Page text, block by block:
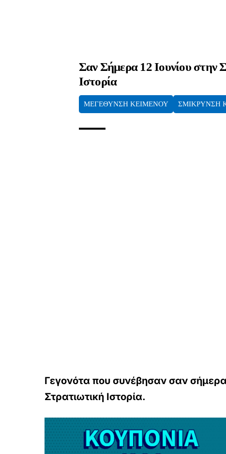
Σαν Σήμερα 12 Ιουνίου στην
Ιστορία
ΜΕΓΕΘΥΝΣΗ ΚΕΙΜΕΝΟΥ ΣΜΙΚΡΥΝΣΗ
Γεγονότα που συνέβησαν σαν σήμερα
Στρατιωτική Ιστορία.